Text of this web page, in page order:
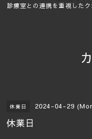
診療室との連携を重視した
休業日 2024-04-29
休業日